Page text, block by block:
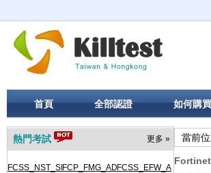
首頁 全部認證 如何購買
更多 »
熱門考試
FCSS_NST_SE-FCP_FMG_AD-FCSS_EFW_AD-
當前位